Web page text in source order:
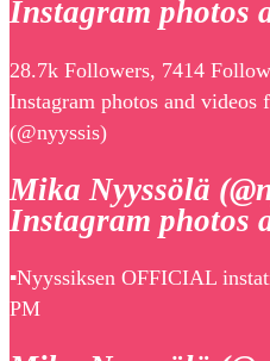
Instagram photos
28.7k Followers, 7414
Instagram photos and
(@nyyssis)
Mika Nyyssölä
Instagram photos
▪️Nyyssiksen OFFICIAL
PM